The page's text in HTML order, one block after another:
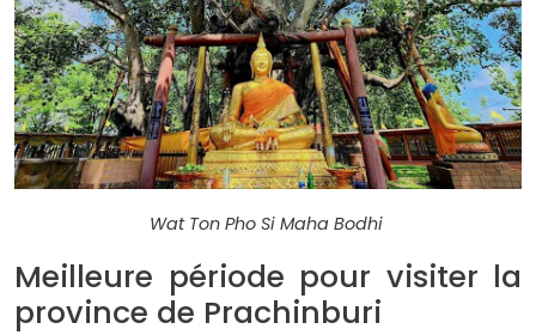
Wat Ton Pho Si Maha Bodhi
Meilleure période pour visiter la
province de Prachinburi